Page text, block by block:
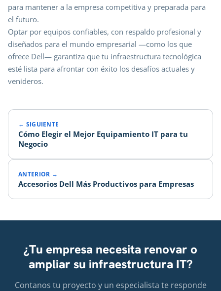
para mantener a la empresa competitiva y preparada para
el futuro.
Optar por equipos confiables, con respaldo profesional y
diseñados para el mundo empresarial —como los que
ofrece Dell— garantiza que tu infraestructura tecnológica
esté lista para afrontar con éxito los desafíos actuales y
venideros.
← SIGUIENTE
Cómo Elegir el Mejor Equipamiento IT para tu
Negocio
ANTERIOR →
Accesorios Dell Más Productivos para Empresas
¿Tu empresa necesita renovar o
ampliar su infraestructura IT?
Contanos tu proyecto y un especialista te responde